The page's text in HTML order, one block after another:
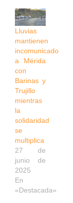
Lluvias
mantienen
incomunicado
a Mérida
con
Barinas y
Trujillo
mientras
la
solidaridad
se
multiplica
27 de
junio de
2025
En
«Destacada»